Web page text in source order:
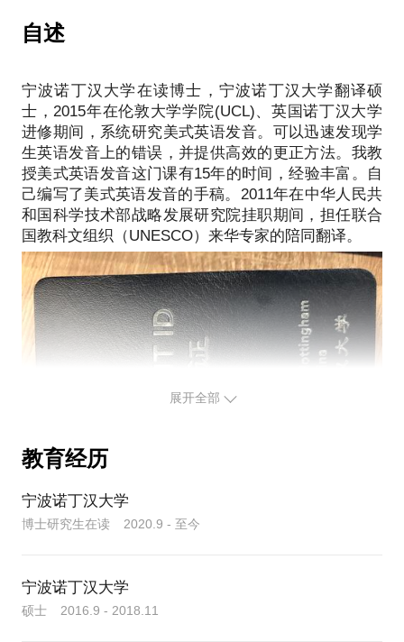
发音核心特点。如卷舌音(误发儿化音现象很普遍，如
idea、campus、China、banana、America等，原因
r)，元音连读(如 I always stay up late中有两处元音连
读)，升降调（That's a good book,but I don't like
it.book是否需要声调？），形容词+名词时，哪个词读
的更重（如good idea），名词+名词时，哪个名词读
的更重(如desk computer)，还有其他几个极具美语特
点的发音要点。
再举例：That's a good idea，but，it won't work in
China.此例中，
单词发音层面，idea和China容易误发为idear和
Chinar.
good idea（形容词修饰名词）的重读容易颠倒，一般
英语学习者会更加重读good,而不是idea。
意群层面，此句有两个意群，含有4个实词，如何处理
work in China’与‘That's a good idea.But，it won't
分。（4）句子层面，
That car is nice!
’
That's a nice car!
’
自述
宁波诺丁汉大学在读博士，宁波诺丁汉大学翻译硕
士，2015年在伦敦大学学院(UCL)、英国诺丁汉大学
进修期间，系统研究美式英语发音。可以迅速发现学
生英语发音上的错误，并提供高效的更正方法。我教
授美式英语发音这门课有15年的时间，经验丰富。自
己编写了美式英语发音的手稿。2011年在中华人民共
和国科学技术部战略发展研究院挂职期间，担任联合
展开全部
教育经历
宁波诺丁汉大学
博士研究生在读 2020.9 - 至今
宁波诺丁汉大学
硕士 2016.9 - 2018.11